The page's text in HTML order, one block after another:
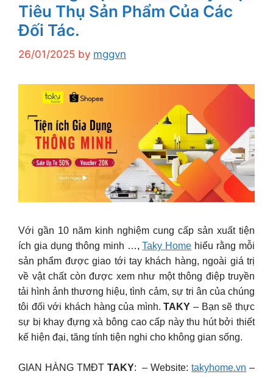
Tiêu Thụ Sản Phẩm Của Các
Đối Tác.
26/01/2025 by mggvn
Với gần 10 năm kinh nghiệm cung cấp sản xuất tiện
ích gia dụng thông minh …,Taky Home hiểu rằng mỗi
sản phẩm được giao tới tay khách hàng, ngoài giá trị
về vật chất còn được xem như một thông điệp truyền
tải hình ảnh thương hiệu, tình cảm, sự tri ân của chúng
tôi đối với khách hàng của mình.TAKY– Bạn sẽ thực
sự bị khay đựng xà bông cao cấp này thu hút bởi thiết
kế hiện đại, tăng tính tiện nghi cho không gian sống.
GIAN HÀNG TMĐT TAKY: – Website:takyhome.vn –